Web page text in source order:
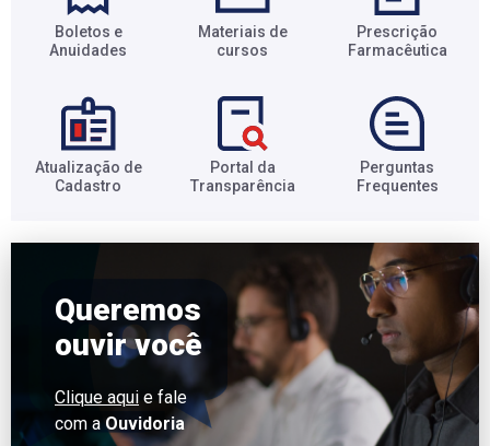
Boletos e
Anuidades​
Materiais de
cursos​
Prescrição
Farmacêutica​
Atualização de
Cadastro​
Portal da
Transparência​
Perguntas
Frequentes​
Queremos
ouvir você
Clique aqui e fale
com aOuvidoria